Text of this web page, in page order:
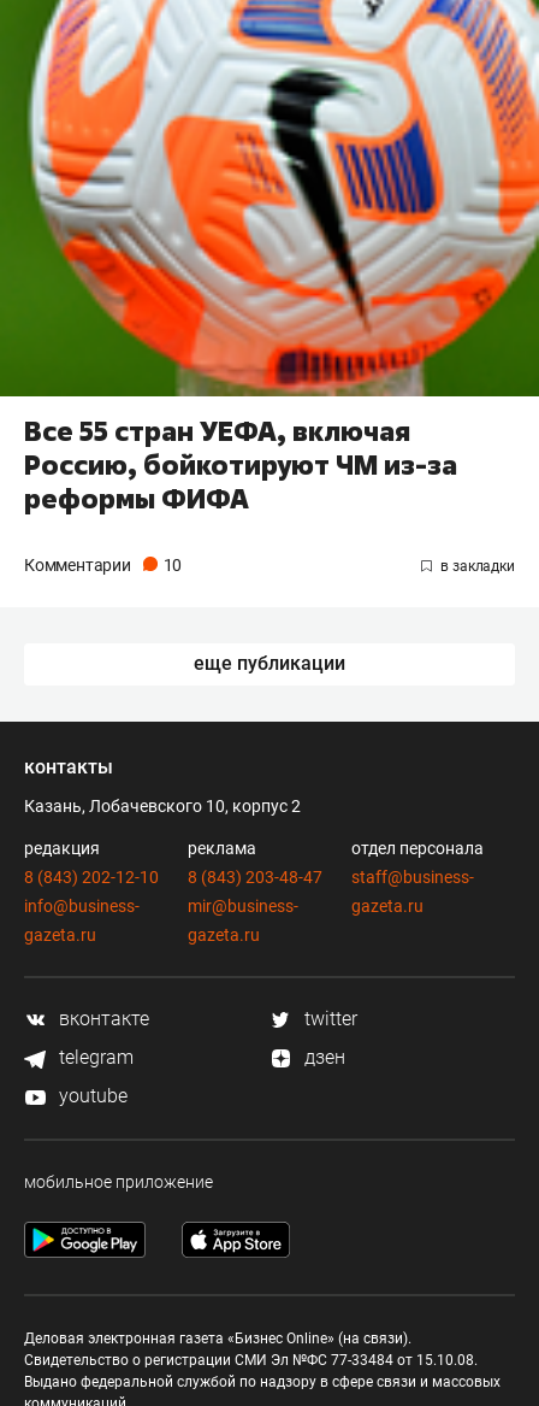
Все 55 стран УЕФА, включая
Россию, бойкотируют ЧМ из-за
реформы ФИФА
Комментарии 10
еще публикации
контакты
Казань, Лобачевского 10, корпус 2
редакция
8 (843) 202-12-10
info@business-
gazeta.ru
реклама
8 (843) 203-48-47
mir@business-
gazeta.ru
отдел персонала
staff@business-
gazeta.ru
вконтакте
twitter
telegram
дзен
youtube
мобильное приложение
Деловая электронная газета «Бизнес Online» (на связи).
Свидетельство о регистрации СМИ Эл №ФС 77-33484 от 15.10.08.
Выдано федеральной службой по надзору в сфере связи и массовых